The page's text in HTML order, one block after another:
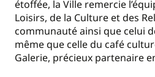
étoffée, la Ville remercie
Loisirs, de la Culture et des
communauté ainsi que celui
même que celle du café
Galerie, précieux partenaire